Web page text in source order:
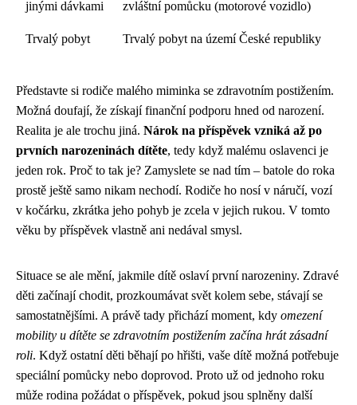
jinými dávkami
zvláštní pomůcku (motorové vozidlo)
Trvalý pobyt Trvalý pobyt na území České republiky
Představte si rodiče malého miminka se zdravotním postižením.
Možná doufají, že získají finanční podporu hned od narození.
Realita je ale trochu jiná. Nárok na příspěvek vzniká až po
prvních narozeninách dítěte, tedy když malému oslavenci je
jeden rok. Proč to tak je? Zamyslete se nad tím – batole do roka
prostě ještě samo nikam nechodí. Rodiče ho nosí v náručí, vozí
v kočárku, zkrátka jeho pohyb je zcela v jejich rukou. V tomto
věku by příspěvek vlastně ani nedával smysl.
Situace se ale mění, jakmile dítě oslaví první narozeniny. Zdravé
děti začínají chodit, prozkoumávat svět kolem sebe, stávají se
samostatnějšími. A právě tady přichází moment, kdy omezení
mobility u dítěte se zdravotním postižením začína hrát zásadní
roli. Když ostatní děti běhají po hřišti, vaše dítě možná potřebuje
speciální pomůcky nebo doprovod. Proto už od jednoho roku
může rodina požádat o příspěvek, pokud jsou splněny další